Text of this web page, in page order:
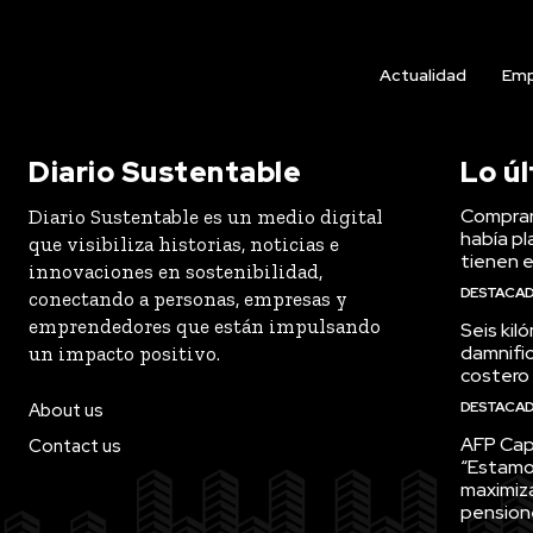
Actualidad
Diario Sustentable
Diario Sustentable es un medio digital
que visibiliza historias, noticias e
innovaciones en sostenibilidad,
conectando a personas, empresas y
emprendedores que están impulsando
un impacto positivo.
About us
Contact us
Lo
había
tienen
Seis
costero
AFP